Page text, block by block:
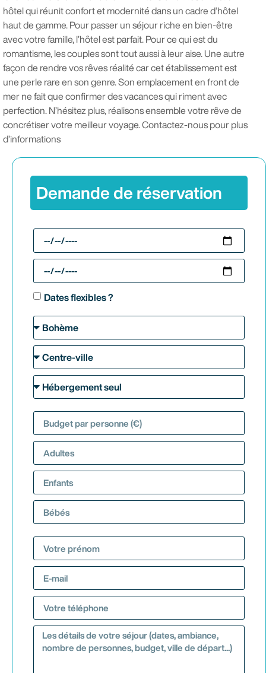
hôtel qui réunit confort et modernité dans un cadre d’hôtel
haut de gamme. Pour passer un séjour riche en bien-être
avec votre famille, l’hôtel est parfait. Pour ce qui est du
romantisme, les couples sont tout aussi à leur aise. Une autre
façon de rendre vos rêves réalité car cet établissement est
une perle rare en son genre. Son emplacement en front de
mer ne fait que confirmer des vacances qui riment avec
perfection. N’hésitez plus, réalisons ensemble votre rêve de
concrétiser votre meilleur voyage. Contactez-nous pour plus
d’informations
Demande de réservation
Dates flexibles ?